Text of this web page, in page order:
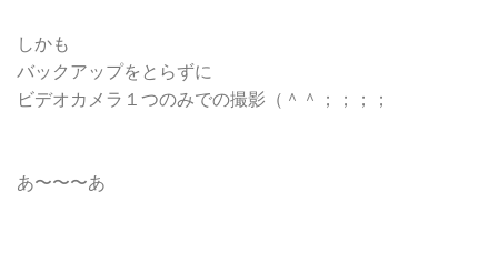
しかも
バックアップをとらずに
ビデオカメラ１つのみでの撮影（＾＾；；；；
あ〜〜〜あ